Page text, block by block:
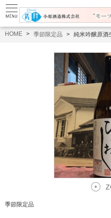
HOME 季節限定品 純米吟醸原
季節限定品